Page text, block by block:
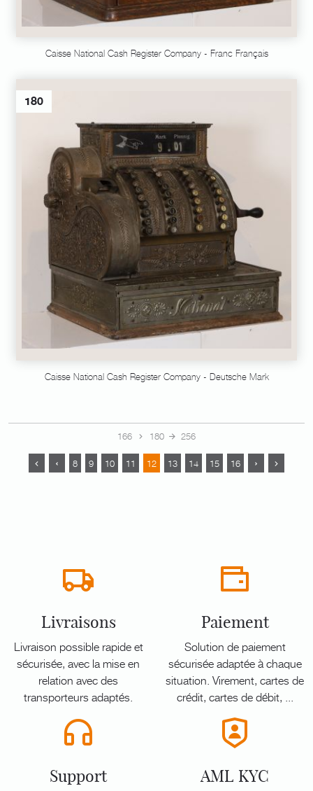
Caisse National Cash Register Company - Franc Français
180
Caisse National Cash Register Company - Deutsche Mark
166 180 256
8 9 10 11 12 13 14 15 16
Livraisons
Livraison possible rapide et
sécurisée, avec la mise en
relation avec des
transporteurs adaptés.
Paiement
Solution de paiement
sécurisée adaptée à chaque
situation. Virement, cartes de
crédit, cartes de débit, ...
Support AML KYC